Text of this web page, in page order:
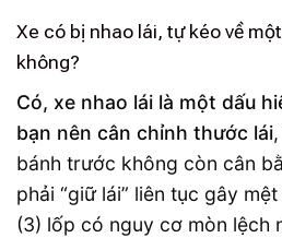
Xe có bị nhao lái, tự kéo về
không?
Có, xe nhao lái là một dấu
bạn nên cân chỉnh thước lái
bánh trước không còn cân
phải “giữ lái” liên tục gây
(3) lốp có nguy cơ mòn lệch